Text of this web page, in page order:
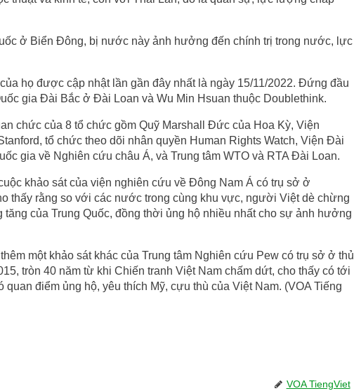
ở Biển Đông, bị nước này ảnh hưởng đến chính trị trong nước, lực
họ được cập nhật lần gần đây nhất là ngày 15/11/2022. Đứng đầu
gia Đài Bắc ở Đài Loan và Wu Min Hsuan thuộc Doublethink.
chức của 8 tổ chức gồm Quỹ Marshall Đức của Hoa Kỳ, Viện
tổ chức theo dõi nhân quyền Human Rights Watch, Viện Đài
gia về Nghiên cứu châu Á, và Trung tâm WTO và RTA Đài Loan.
khảo sát của viện nghiên cứu về Đông Nam Á có trụ sở ở
thấy rằng so với các nước trong cùng khu vực, người Việt dè chừng
của Trung Quốc, đồng thời ủng hộ nhiều nhất cho sự ảnh hưởng
một khảo sát khác của Trung tâm Nghiên cứu Pew có trụ sở ở thủ
tròn 40 năm từ khi Chiến tranh Việt Nam chấm dứt, cho thấy có tới
điểm ủng hộ, yêu thích Mỹ, cựu thù của Việt Nam. (VOA Tiếng
VOA TiengViet